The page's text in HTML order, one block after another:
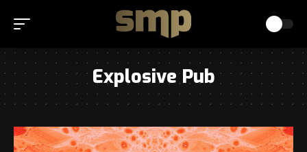
Explosive Pub